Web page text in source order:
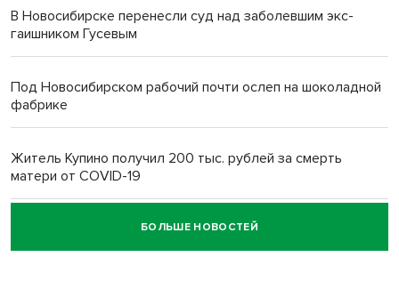
В Новосибирске перенесли суд над заболевшим экс-
гаишником Гусевым
Под Новосибирском рабочий почти ослеп на шоколадной
фабрике
Житель Купино получил 200 тыс. рублей за смерть
матери от COVID-19
Новосибирский суд наказал водителя за смерть
пенсионерки на вокзале
БОЛЬШЕ НОВОСТЕЙ